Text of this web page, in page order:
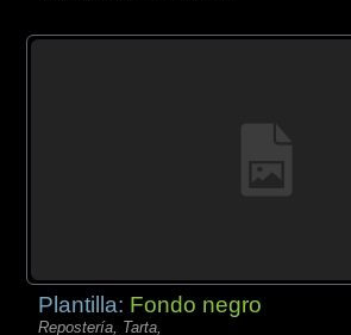
Plantilla: Fondo negro
Repostería, Tarta,